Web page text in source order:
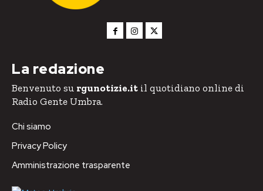
La redazione
Benvenuto su rgunotizie.it il quotidiano online di
Radio Gente Umbra.
Chi siamo
Privacy Policy
Amministrazione trasparente